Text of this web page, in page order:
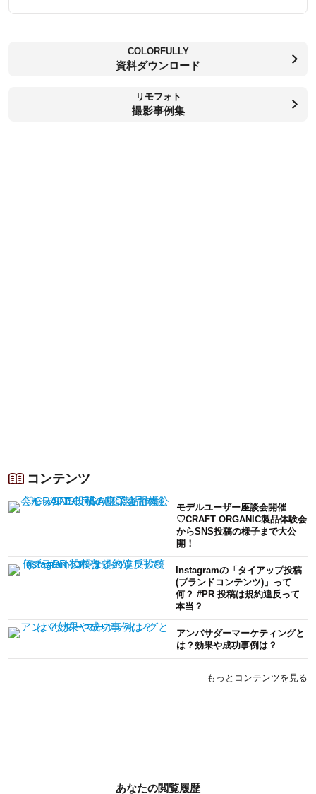
COLORFULLY
資料ダウンロード
リモフォト
撮影事例集
コンテンツ
モデルユーザー座談会開催
♡CRAFT ORGANIC製品体験会
からSNS投稿の様子まで大公
開！
Instagramの「タイアップ投稿
(ブランドコンテンツ)」って
何？ #PR 投稿は規約違反って
本当？
アンバサダーマーケティングと
は？効果や成功事例は？
もっとコンテンツを見る
あなたの閲覧履歴